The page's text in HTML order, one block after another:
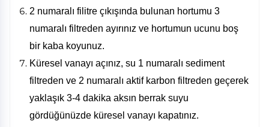
2 numaralı filitre çıkışında bulunan hortumu 3
numaralı filtreden ayırınız ve hortumun ucunu boş
bir kaba koyunuz.
Küresel vanayı açınız, su 1 numaralı sediment
filtreden ve 2 numaralı aktif karbon filtreden geçerek
yaklaşık 3-4 dakika aksın berrak suyu
gördüğünüzde küresel vanayı kapatınız.